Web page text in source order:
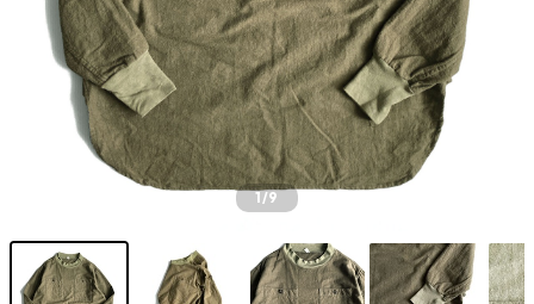
1/9